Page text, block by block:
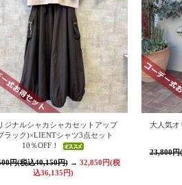
ジナルシャカシャカセットアップ
ラック)×LIENTシャツ3点セット
10％OFF！
円(税込40,150円)→ 32,850円(税
込36,135円)
大人気オ
23,800円